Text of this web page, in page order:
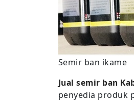
Semir ban ikame
Jual semir ban
penyedia produk